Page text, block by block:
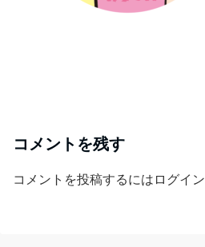
コメントを残す
コメントを投稿するには ログイン